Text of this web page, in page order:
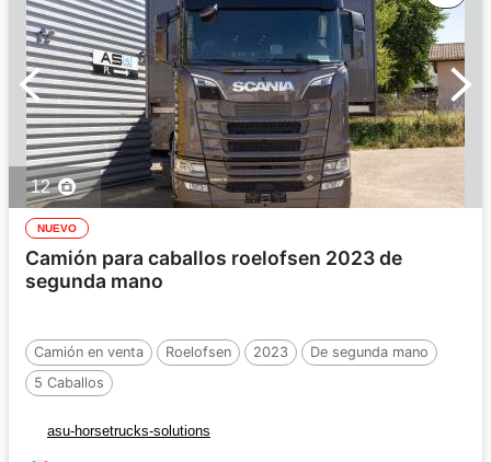
12
NUEVO
Camión para caballos roelofsen 2023 de
segunda mano
Camión en venta Roelofsen 2023
De segunda mano
5 Caballos
asu-horsetrucks-solutions